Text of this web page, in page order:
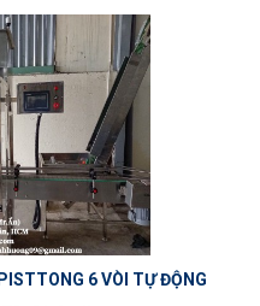
6 VÒI TỰ ĐỘNG